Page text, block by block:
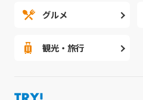
グルメ
観光・旅行